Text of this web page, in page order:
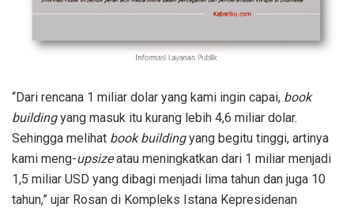
“Dari rencana 1 miliar dolar yang kami ingin capai, book
buildingyang masuk itu kurang lebih 4,6 miliar dolar.
Sehingga melihat book buildingyang begitu tinggi, artinya
kami meng-upsizeatau meningkatkan dari 1 miliar menjadi
1,5 miliar USD yang dibagi menjadi lima tahun dan juga 10
tahun,” ujar Rosan di Kompleks Istana Kepresidenan